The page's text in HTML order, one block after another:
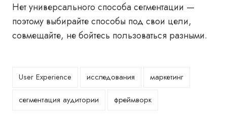
Нет универсального способа сегментации —
поэтому выбирайте способы под свои цели,
совмещайте, не бойтесь пользоваться разными.
User Experience исследования маркетинг
сегментация аудитории фреймворк